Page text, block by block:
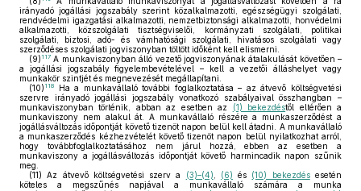
irányadó jogállási jogszabály szerint közalkalmazotti, egészségügyi szolgálati,
rendvédelmi igazgatási alkalmazotti, nemzetbiztonsági alkalmazotti, honvédelmi
alkalmazotti, közszolgálati tisztségviselői, kormányzati szolgálati, politikai
szolgálati, biztosi, adó- és vámhatósági szolgálati, hivatásos szolgálati vagy
szerződéses szolgálati jogviszonyban töltött időként kell elismerni.
(9) 117 A munkaviszonyban álló vezető jogviszonyának átalakulását követően –
a jogállási jogszabály figyelembevételével – kell a vezetői álláshelyet vagy
munkakör szintjét és megnevezését megállapítani.
(10) 118
Ha a munkavállaló további foglalkoztatása – az átvevő költségvetési
szervre irányadó jogállási jogszabály vonatkozó szabályaival összhangban –
munkaviszonyban történik, abban az esetben az
(1) bekezdéstől eltérően a
munkaviszony nem alakul át. A munkavállaló részére a munkaszerződést a
jogállásváltozás időpontját követő tizenöt napon belül kell átadni. A munkavállaló
a munkaszerződés kézhezvételét követő tizenöt napon belül nyilatkozhat arról,
hogy továbbfoglalkoztatásához nem járul hozzá, ebben az esetben a
munkaviszony a jogállásváltozás időpontját követő harmincadik napon szűnik
meg.
(11) Az átvevő költségvetési szerv a (3)–(4) (6) és (10) bekezdésesetén
köteles a megszűnés napjával a munkavállaló számára a munka